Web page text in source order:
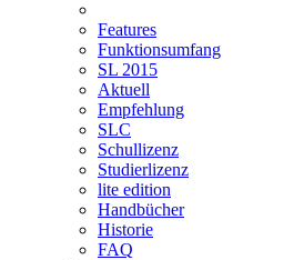
Features
Funktionsumfang
SL 2015
Aktuell
Empfehlung
SLC
Schullizenz
Studierlizenz
lite edition
Handbücher
Historie
FAQ